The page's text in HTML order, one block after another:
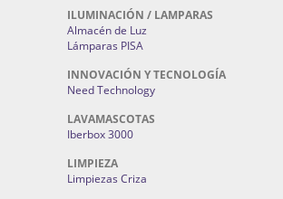
ILUMINACIÓN / LAMPARAS
Almacén de Luz
Lámparas PISA
INNOVACIÓN Y TECNOLOGÍA
Need Technology
LAVAMASCOTAS
Iberbox 3000
LIMPIEZA
Limpiezas Criza